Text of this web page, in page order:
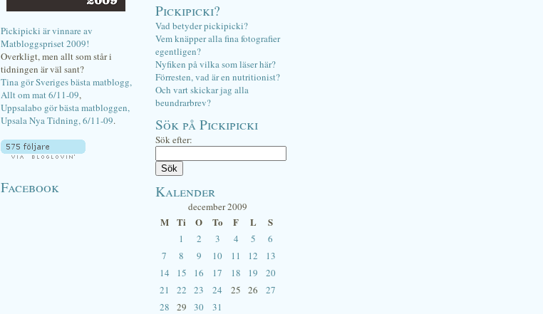
Pickipicki är vinnare av
Matbloggspriset 2009!
Overkligt, men allt som står i
tidningen är väl sant?
Tina gör Sveriges bästa matblogg,
Allt om mat 6/11-09,
Uppsalabo gör bästa matbloggen,
Upsala Nya Tidning, 6/11-09.
Facebook
Pickipicki?
Vad betyder pickipicki?
Vem knäpper alla fina fotografier
egentligen?
Nyfiken på vilka som läser här?
Förresten, vad är en nutritionist?
Och vart skickar jag alla
beundrarbrev?
Sök på Pickipicki
Sök efter:
Kalender
december 2009
M Ti O To F L S
1 2 3 4 5
6
7
8 9 10 11 12
13
14
15 16 17 18 19
20
21
22 23 24 25 26
27
28
29 30 31